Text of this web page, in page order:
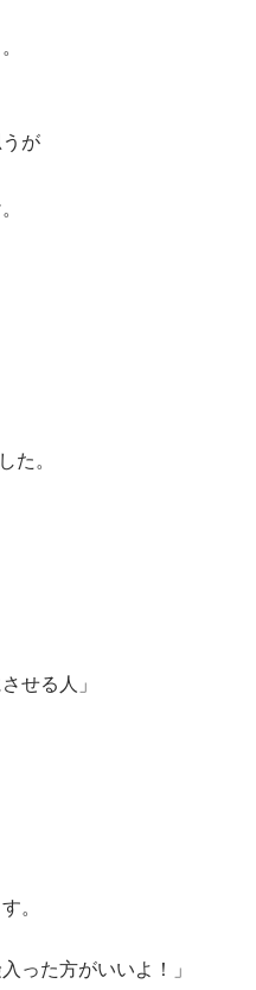
が
た。
せる人」
。
った方がいいよ！」